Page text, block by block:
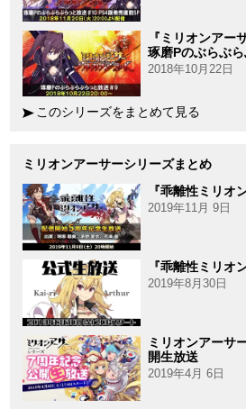
『ミリオンアー
琢磨Pのぶらぶ
2018年10月22日
このシリーズをまとめて見る
ミリオンアーサーシリーズまとめ
『乖離性ミリオ
2019年11月 9日
『乖離性ミリオ
2019年8月30日
ミリオンアーサ
開生放送
2019年4月 6日